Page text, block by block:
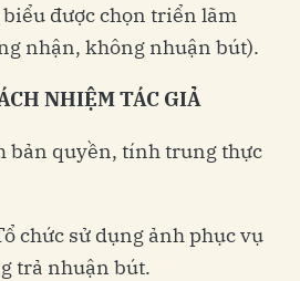
được chọn triển lãm
nhận, không nhuận bút).
NHIỆMTÁC GIẢ
bản quyền, tính trung thực
chức sử dụng ảnh phục vụ
trả nhuận bút.